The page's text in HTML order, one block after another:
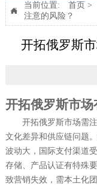

当前位置: 首页 >
注意的风险？
开拓俄罗斯
开拓俄罗斯市场
开拓俄罗斯市场需
文化差异和供应链问题
波动大，国际支付渠道
存储、产品认证有特殊
致营销失效，需本土化团